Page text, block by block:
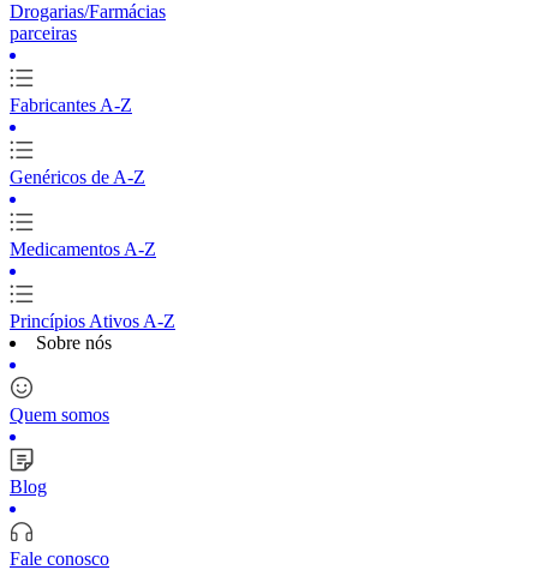
Drogarias/Farmácias
parceiras
Fabricantes A-Z
Genéricos de A-Z
Medicamentos A-Z
Princípios Ativos A-Z
Sobre nós
Quem somos
Blog
Fale conosco